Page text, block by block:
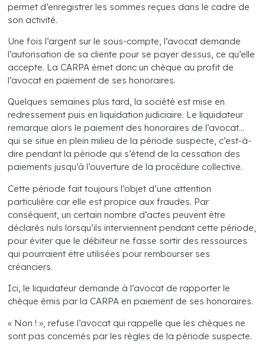
permet d’enregistrer les sommes reçues dans le cadre de
son activité.
Une fois l’argent sur le sous-compte, l’avocat demande
l’autorisation de sa cliente pour se payer dessus, ce qu’elle
accepte. La CARPA émet donc un chèque au profit de
l’avocat en paiement de ses honoraires.
Quelques semaines plus tard, la société est mise en
redressement puis en liquidation judiciaire. Le liquidateur
remarque alors le paiement des honoraires de l’avocat…
qui se situe en plein milieu de la période suspecte, c’est-à-
dire pendant la période qui s’étend de la cessation des
paiements jusqu’à l’ouverture de la procédure collective.
Cette période fait toujours l’objet d’une attention
particulière car elle est propice aux fraudes. Par
conséquent, un certain nombre d’actes peuvent être
déclarés nuls lorsqu’ils interviennent pendant cette période,
pour éviter que le débiteur ne fasse sortir des ressources
qui pourraient être utilisées pour rembourser ses
créanciers.
Ici, le liquidateur demande à l’avocat de rapporter le
chèque émis par la CARPA en paiement de ses honoraires.
« Non ! », refuse l’avocat qui rappelle que les chèques ne
sont pas concernés par les règles de la période suspecte.